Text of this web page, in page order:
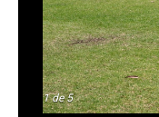
1de 5